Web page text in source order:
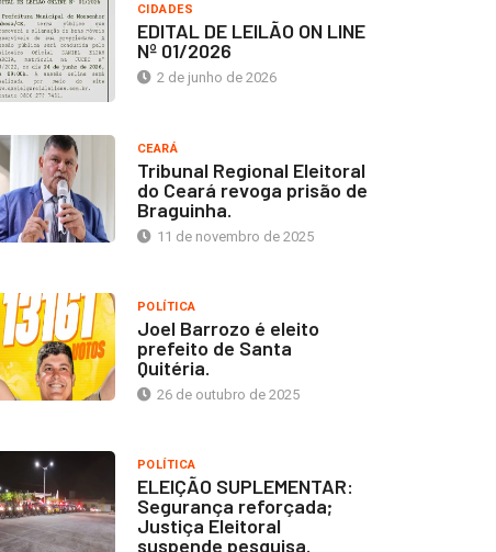
CIDADES
EDITAL DE LEILÃO ON LINE
Nº 01/2026
2 de junho de 2026
CEARÁ
Tribunal Regional Eleitoral
do Ceará revoga prisão de
Braguinha.
11 de novembro de 2025
POLÍTICA
Joel Barrozo é eleito
prefeito de Santa
Quitéria.
26 de outubro de 2025
POLÍTICA
ELEIÇÃO SUPLEMENTAR:
Segurança reforçada;
Justiça Eleitoral
suspende pesquisa.